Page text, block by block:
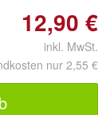
12,90 €
inkl. MwSt.
nur 2,55 €